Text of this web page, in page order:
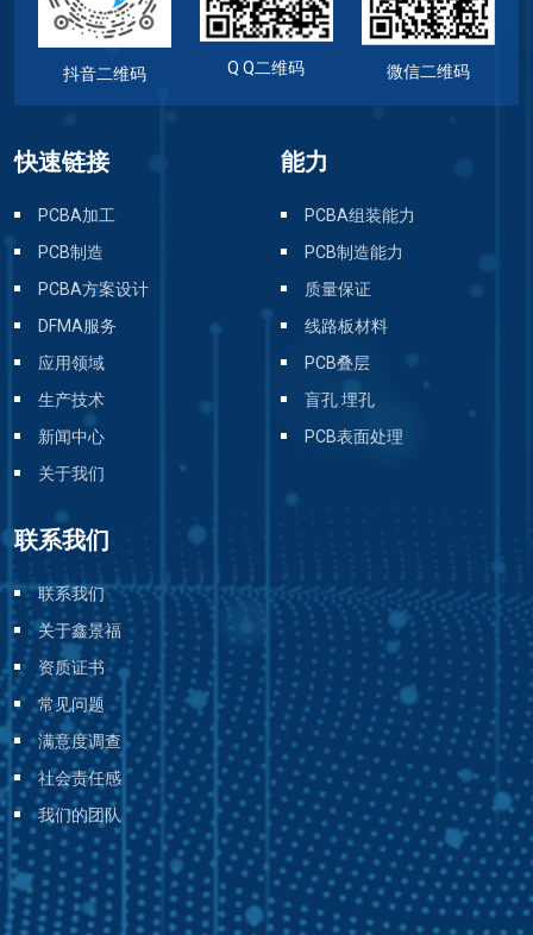
抖音二维码 Q Q二维码 微信二维码
快速链接
PCBA加工
PCB制造
PCBA方案设计
DFMA服务
应用领域
生产技术
新闻中心
关于我们
能力
PCBA组装能力
PCB制造能力
质量保证
线路板材料
PCB叠层
盲孔 埋孔
PCB表面处理
联系我们
联系我们
关于鑫景福
资质证书
常见问题
满意度调查
社会责任感
我们的团队